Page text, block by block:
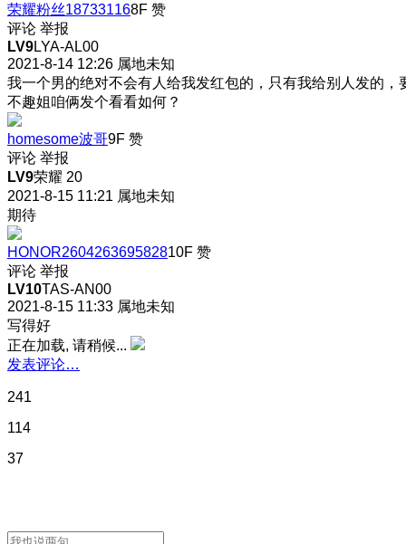
荣耀粉丝187331168F 赞
评论 举报
LV9LYA-AL00
2021-8-14 12:26 属地未知
我一个男的绝对不会有人给我发红包的，只有我给别人发的，
不趣姐咱俩发个看看如何？
homesome波哥9F 赞
评论 举报
LV9荣耀 20
2021-8-15 11:21 属地未知
期待
HONOR260426369582810F 赞
评论 举报
LV10TAS-AN00
2021-8-15 11:33 属地未知
写得好
正在加载, 请稍候...
发表评论…
241
114
37